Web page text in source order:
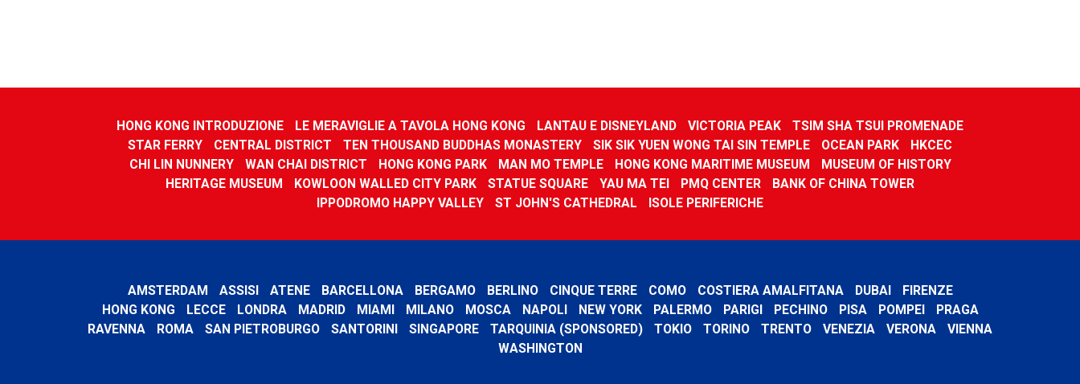
HONG KONG INTRODUZIONE LE MERAVIGLIE A TAVOLA HONG KONG LANTAU E DISNEYLAND VICTORIA PEAK
TSIM SHA TSUI PROMENADE
STAR FERRY
CENTRAL DISTRICT TEN THOUSAND BUDDHAS MONASTERY SIK SIK YUEN WONG TAI SIN TEMPLE OCEAN PARK
HKCEC
CHI LIN NUNNERY
WAN CHAI DISTRICT HONG KONG PARK MAN MO TEMPLE HONG KONG MARITIME MUSEUM
MUSEUM OF HISTORY
HERITAGE MUSEUM
KOWLOON WALLED CITY PARK STATUE SQUARE YAU MA TEI PMQ CENTER
BANK OF CHINA TOWER
IPPODROMO HAPPY VALLEY
ST JOHN'S CATHEDRAL ISOLE PERIFERICHE
AMSTERDAM ASSISI ATENE BARCELLONA BERGAMO BERLINO CINQUE TERRE COMO COSTIERA AMALFITANA DUBAI
FIRENZE
HONG KONG
LECCE LONDRA MADRID MIAMI MILANO MOSCA NAPOLI NEW YORK PALERMO PARIGI PECHINO PISA POMPEI
PRAGA
RAVENNA
ROMA SAN PIETROBURGO SANTORINI SINGAPORE TARQUINIA (SPONSORED) TOKIO TORINO TRENTO VENEZIA VERONA
VIENNA
WASHINGTON